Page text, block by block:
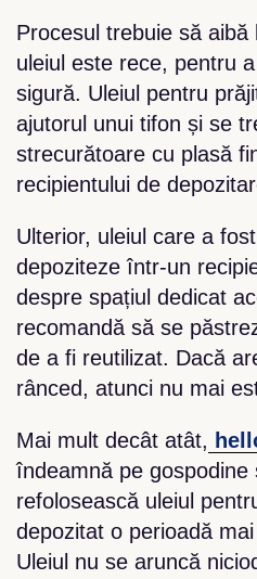
Procesul trebuie să
uleiul este rece, pentru
sigură. Uleiul pentru
ajutorul unui tifon și se
strecurătoare cu plasă
recipientului de
Ulterior, uleiul care a
depoziteze într-un
despre spațiul dedicat
recomandă să se
de a fi reutilizat. Dacă
rânced, atunci nu mai
Mai mult decât atât,
îndeamnă pe gospodine
refolosească uleiul
depozitat o perioadă
Uleiul nu se aruncă